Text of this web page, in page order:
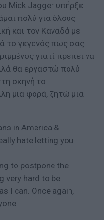
Mick Jagger υπήρξε
πολύ για όλους
και τον Καναδά με
το γεγονός πως σας
γιατί πρέπει να
θα εργαστώ πολύ
σκηνή το
μια φορά, ζητώ μια
in America &
hate letting you
to postpone the
very hard to be
I can. Once again,